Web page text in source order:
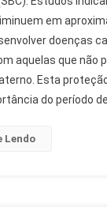
Doença
Cardíaca
Materna
em
doenças
aquelas que não
Esta
do período
Lendo